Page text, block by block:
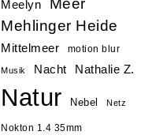
Meelyn
Meer
Mehlinger Heide
Mittelmeer motion blur
Musik Nacht Nathalie Z.
Natur Nebel Netz
Nokton 1.4 35mm